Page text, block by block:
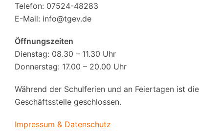
Telefon: 07524-48283
E-Mail: info@tgev.de
Öffnungszeiten
Dienstag: 08.30 – 11.30 Uhr
Donnerstag: 17.00 – 20.00 Uhr
Während der Schulferien und an Feiertagen ist die
Geschäftsstelle geschlossen.
Impressum & Datenschutz